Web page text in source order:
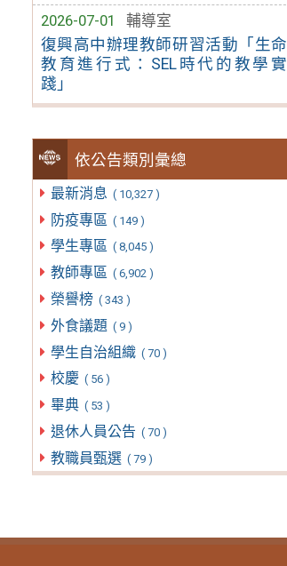
2026-07-01
輔導室
復興高中辦理教師研習活動「生命
教育進行式：SEL時代的教學實
踐」
依公告類別彙總
最新消息 ( 10,327 )
防疫專區 ( 149 )
學生專區 ( 8,045 )
教師專區 ( 6,902 )
榮譽榜 ( 343 )
外食議題 ( 9 )
學生自治組織 ( 70 )
校慶 ( 56 )
畢典 ( 53 )
退休人員公告 ( 70 )
教職員甄選 ( 79 )